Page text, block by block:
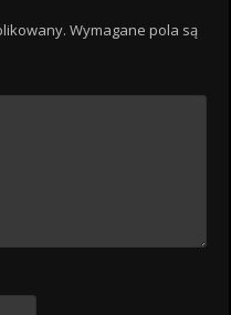
Wymagane pola są